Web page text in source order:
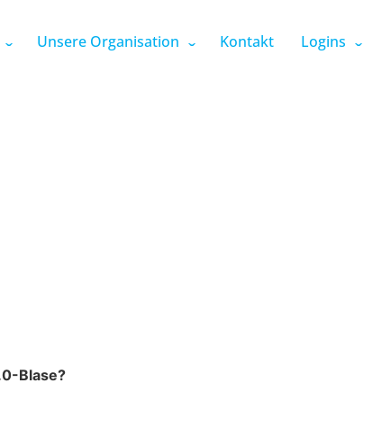
Unsere Organisation Kontakt Logins
Blase?